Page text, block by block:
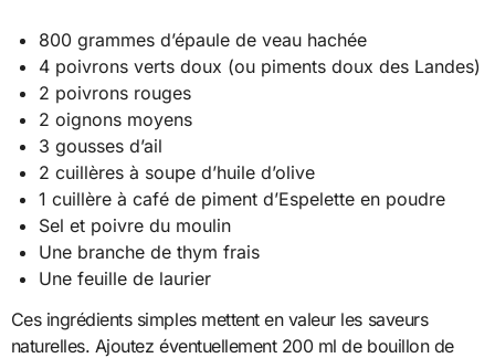
800 grammes d’épaule de veau hachée
4 poivrons verts doux (ou piments doux des Landes)
2 poivrons rouges
2 oignons moyens
3 gousses d’ail
2 cuillères à soupe d’huile d’olive
1 cuillère à café de piment d’Espelette en poudre
Sel et poivre du moulin
Une branche de thym frais
Une feuille de laurier
Ces ingrédients simples mettent en valeur les saveurs
naturelles. Ajoutez éventuellement 200 ml de bouillon de